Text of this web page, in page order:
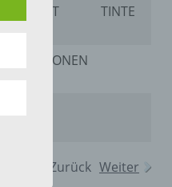
TIBET TINTE
KANONEN
Zurück Weiter